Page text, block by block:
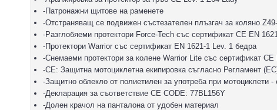
-Патронажни щитове на раменете
-Отстраняващ се подвижен състезателен плъзгач за коляно
-Разглобяеми протектори Force-Tech със сертификат CE EN
-Протектори Warrior със сертификат EN 1621-1 Lev. 1 бедра
-Снемаеми протектори за колене Warrior Lite със сертификат CE
-CE: Защитна мотоциклетна екипировка съгласно Регламент
-Защитно облекло от полиетилен за употреба при мотоциклети
-Декларация за съответствие CE CODE: 77BL156Y
-Долен крачол на панталона от удобен материал